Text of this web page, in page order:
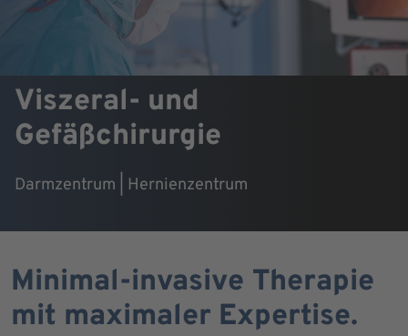
Viszeral- und
Gefäßchirurgie
Darmzentrum | Hernienzentrum
Minimal-invasive Therapie
mit maximaler Expertise.